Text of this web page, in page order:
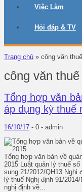
Việc Làm
Hỏi đáp & TV
Trang chủ » công văn thuế
công văn thuế
Tổng hợp văn
áp dụng kỳ thuế
16/10/17 - 0 - admin
Tổng hợp văn bản về
2015 Luật quản lý thuế
sung 21/2012/QH13 Nghị
lý thuế Nghị định 91/
nghị định về...